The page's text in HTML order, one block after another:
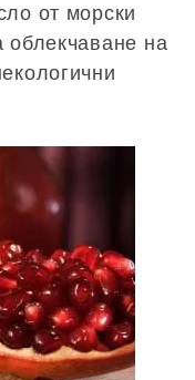
от морски
облекчаване на